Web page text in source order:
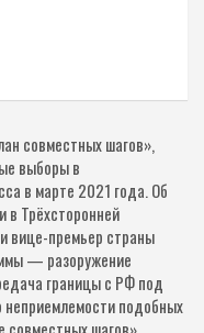
совместных шагов»,
выборы в
в марте 2021 года. Об
в Трёхсторонней
вице-премьер страны
— разоружение
границы с РФ под
подобных